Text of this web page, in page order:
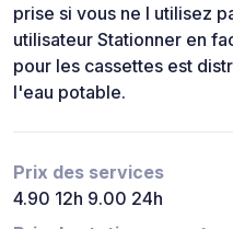
prise si vous ne l utilisez
utilisateur Stationner en
pour les cassettes est
l'eau potable.
Prix des services
4.90 12h 9.00 24h